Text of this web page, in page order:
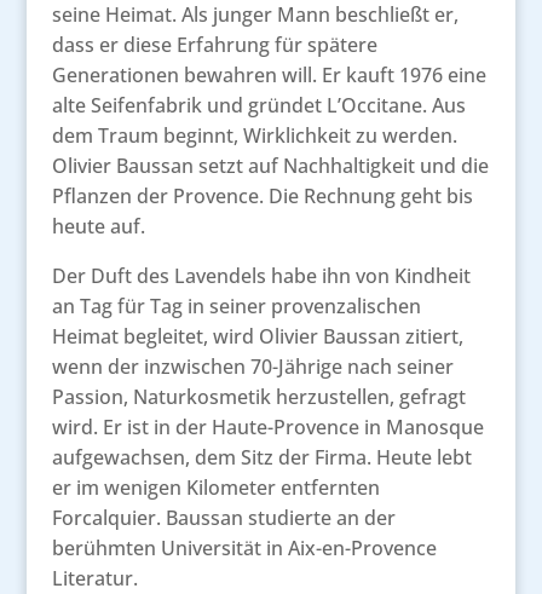
seine Heimat. Als junger Mann beschließt er,
dass er diese Erfahrung für spätere
Generationen bewahren will. Er kauft 1976 eine
alte Seifenfabrik und gründet L’Occitane. Aus
dem Traum beginnt, Wirklichkeit zu werden.
Olivier Baussan setzt auf Nachhaltigkeit und die
Pflanzen der Provence. Die Rechnung geht bis
heute auf.
Der Duft des Lavendels habe ihn von Kindheit
an Tag für Tag in seiner provenzalischen
Heimat begleitet, wird Olivier Baussan zitiert,
wenn der inzwischen 70-Jährige nach seiner
Passion, Naturkosmetik herzustellen, gefragt
wird. Er ist in der Haute-Provence in Manosque
aufgewachsen, dem Sitz der Firma. Heute lebt
er im wenigen Kilometer entfernten
Forcalquier. Baussan studierte an der
berühmten Universität in Aix-en-Provence
Literatur.